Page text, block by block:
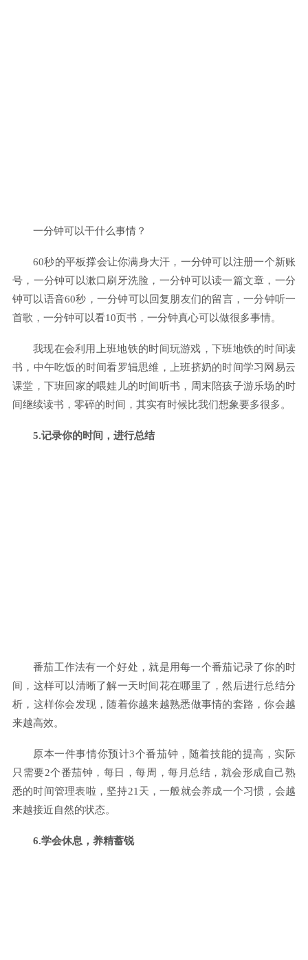
一分钟可以干什么事情？
60秒的平板撑会让你满身大汗，一分钟可以注册一个新账
号，一分钟可以漱口刷牙洗脸，一分钟可以读一篇文章，一分
钟可以语音60秒，一分钟可以回复朋友们的留言，一分钟听一
首歌，一分钟可以看10页书，一分钟真心可以做很多事情。
我现在会利用上班地铁的时间玩游戏，下班地铁的时间读
书，中午吃饭的时间看罗辑思维，上班挤奶的时间学习网易云
课堂，下班回家的喂娃儿的时间听书，周末陪孩子游乐场的时
间继续读书，零碎的时间，其实有时候比我们想象要多很多。
5.记录你的时间，进行总结
番茄工作法有一个好处，就是用每一个番茄记录了你的时
间，这样可以清晰了解一天时间花在哪里了，然后进行总结分
析，这样你会发现，随着你越来越熟悉做事情的套路，你会越
来越高效。
原本一件事情你预计3个番茄钟，随着技能的提高，实际
只需要2个番茄钟，每日，每周，每月总结，就会形成自己熟
悉的时间管理表啦，坚持21天，一般就会养成一个习惯，会越
来越接近自然的状态。
6.学会休息，养精蓄锐